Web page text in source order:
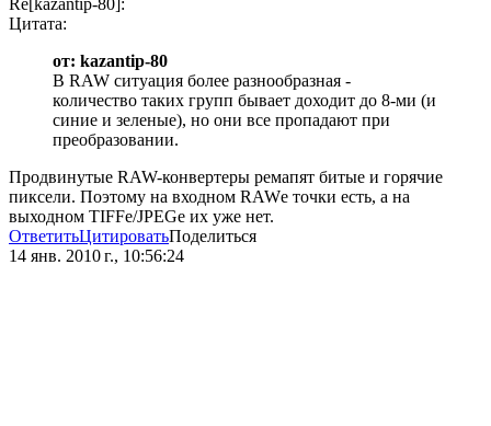
Re[kazantip-80]:
Цитата:
от: kazantip-80
В RAW ситуация более разнообразная -
количество таких групп бывает доходит до 8-ми (и
синие и зеленые), но они все пропадают при
преобразовании.
Продвинутые RAW-конвертеры ремапят битые и горячие
пиксели. Поэтому на входном RAWе точки есть, а на
выходном TIFFe/JPEGe их уже нет.
ОтветитьЦитироватьПоделиться
14 янв. 2010 г., 10:56:24